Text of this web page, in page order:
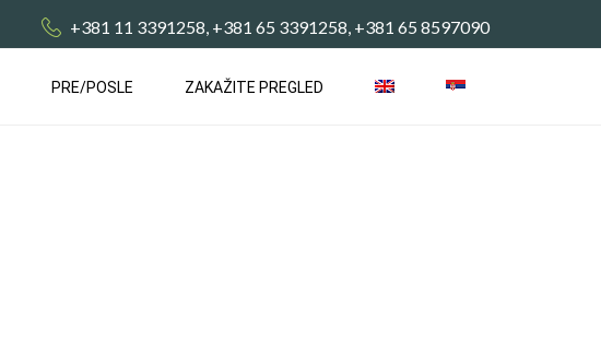
+381 11 3391258, +381 65 3391258, +381 65 8597090
PRE/POSLE ZAKAŽITE PREGLED